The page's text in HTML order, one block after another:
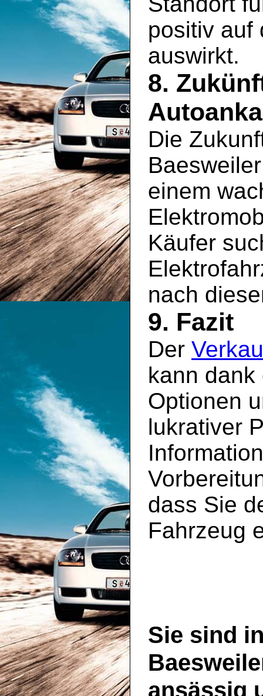
positiv auf
auswirkt.
8.
Die
einem
Käufer
nach
9. Fazit
Der
kann
Optionen
lukrativer
dass Sie
Fahrzeug
Sie sind
ansässig